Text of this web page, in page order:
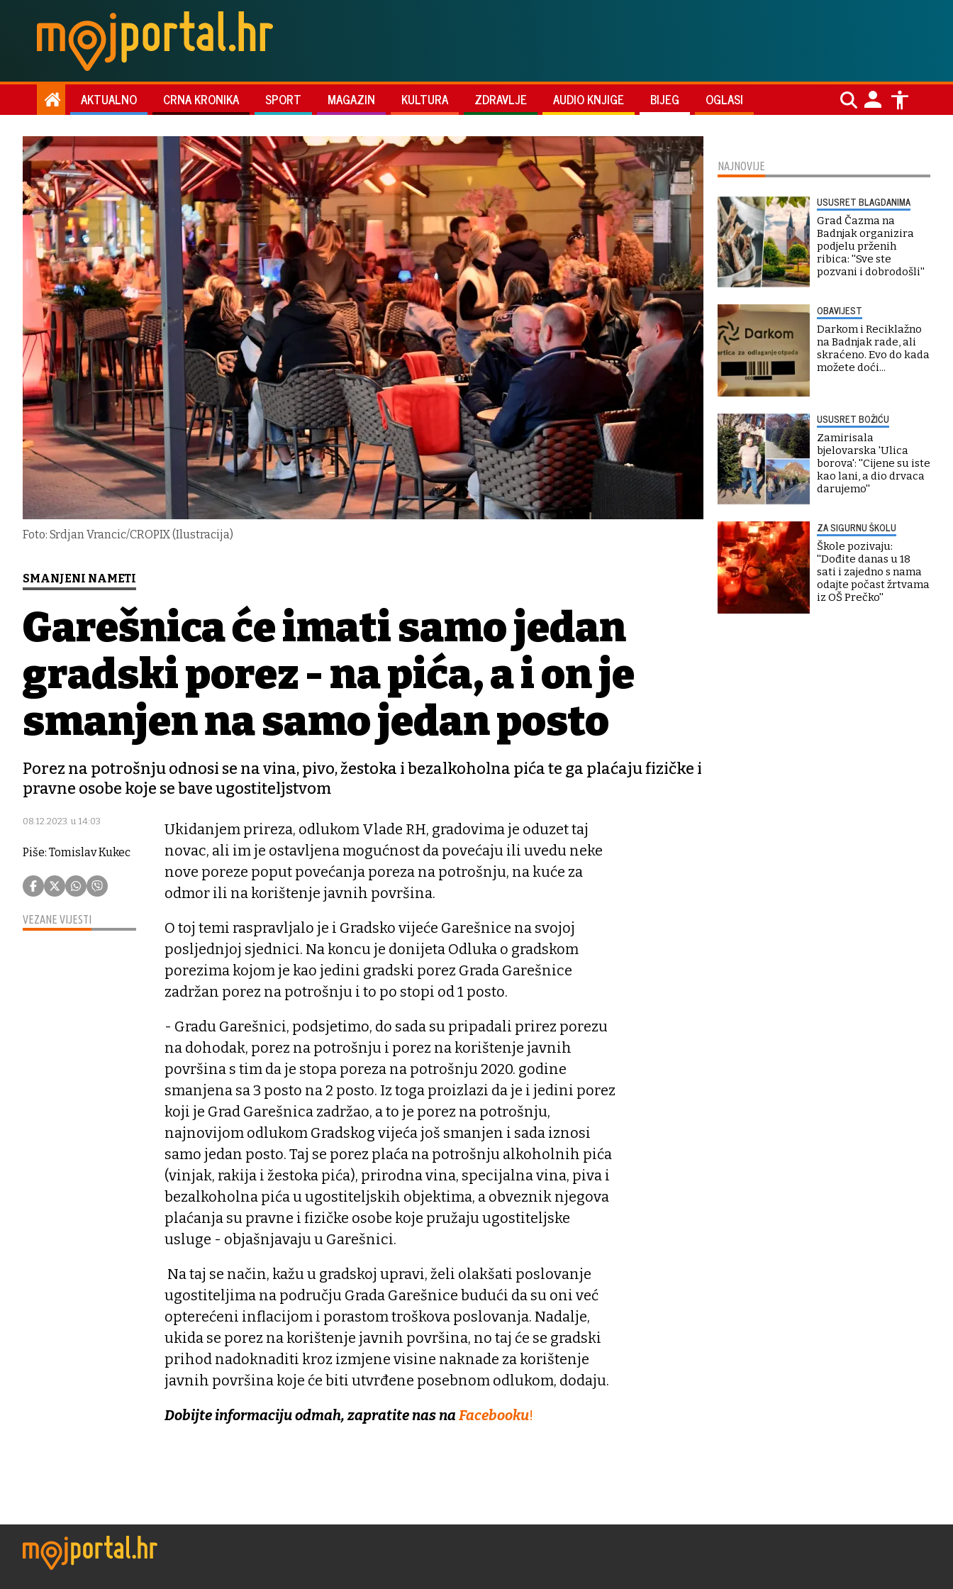
AKTUALNO CRNA KRONIKA SPORT MAGAZIN KULTURA ZDRAVLJE AUDIO KNJIGE BIJEG OGLASI
Foto: Srdjan Vrancic/CROPIX (Ilustracija)
SMANJENI NAMETI
Garešnica će imati samo jedan
gradski porez - na pića, a i on je
smanjen na samo jedan posto
Porez na potrošnju odnosi se na vina, pivo, žestoka i bezalkoholna pića te ga plaćaju fizičke i
pravne osobe koje se bave ugostiteljstvom
08.12.2023. u 14:03
Piše: Tomislav Kukec
VEZANE VIJESTI
Ukidanjem prireza, odlukom Vlade RH, gradovima je oduzet taj
novac, ali im je ostavljena mogućnost da povećaju ili uvedu neke
nove poreze poput povećanja poreza na potrošnju, na kuće za
odmor ili na korištenje javnih površina.
O toj temi raspravljalo je i Gradsko vijeće Garešnice na svojoj
posljednjoj sjednici. Na koncu je donijeta Odluka o gradskom
porezima kojom je kao jedini gradski porez Grada Garešnice
zadržan porez na potrošnju i to po stopi od 1 posto.
- Gradu Garešnici, podsjetimo, do sada su pripadali prirez porezu
na dohodak, porez na potrošnju i porez na korištenje javnih
površina s tim da je stopa poreza na potrošnju 2020. godine
smanjena sa 3 posto na 2 posto. Iz toga proizlazi da je i jedini porez
koji je Grad Garešnica zadržao, a to je porez na potrošnju,
najnovijom odlukom Gradskog vijeća još smanjen i sada iznosi
samo jedan posto. Taj se porez plaća na potrošnju alkoholnih pića
(vinjak, rakija i žestoka pića), prirodna vina, specijalna vina, piva i
bezalkoholna pića u ugostiteljskih objektima, a obveznik njegova
plaćanja su pravne i fizičke osobe koje pružaju ugostiteljske
usluge - objašnjavaju u Garešnici.
Na taj se način, kažu u gradskoj upravi, želi olakšati poslovanje
ugostiteljima na području Grada Garešnice budući da su oni već
opterećeni inflacijom i porastom troškova poslovanja. Nadalje,
ukida se porez na korištenje javnih površina, no taj će se gradski
prihod nadoknaditi kroz izmjene visine naknade za korištenje
javnih površina koje će biti utvrđene posebnom odlukom, dodaju.
Dobijte informaciju odmah, zapratite nas na Facebooku!
NAJNOVIJE
USUSRET BLAGDANIMA
Grad Čazma na
Badnjak organizira
podjelu prženih
ribica: ''Sve ste
pozvani i dobrodošli''
OBAVIJEST
Darkom i Reciklažno
na Badnjak rade, ali
skraćeno. Evo do kada
možete doći...
USUSRET BOŽIĆU
Zamirisala
bjelovarska 'Ulica
borova': ''Cijene su iste
kao lani, a dio drvaca
darujemo''
ZA SIGURNU ŠKOLU
Škole pozivaju:
''Dođite danas u 18
sati i zajedno s nama
odajte počast žrtvama
iz OŠ Prečko''